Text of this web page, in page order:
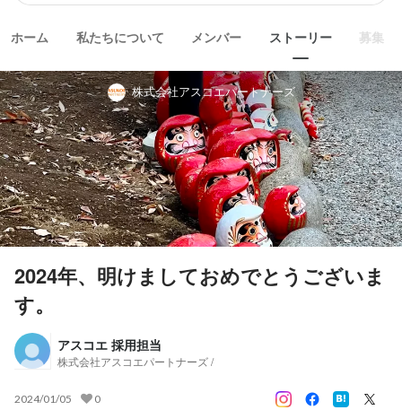
ホーム 私たちについて メンバー ストーリー 募集
株式会社アスコエパートナーズ
2024年、明けましておめでとうございま
す。
アスコエ 採用担当
株式会社アスコエパートナーズ /
2024/01/05 0